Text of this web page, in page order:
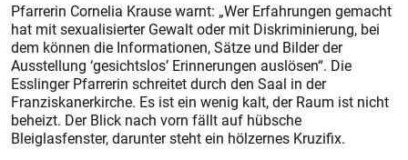
Pfarrerin Cornelia Krause warnt: „Wer Erfahrungen gemacht
hat mit sexualisierter Gewalt oder mit Diskriminierung, bei
dem können die Informationen, Sätze und Bilder der
Ausstellung ‘gesichtslos’ Erinnerungen auslösen“. Die
Esslinger Pfarrerin schreitet durch den Saal in der
Franziskanerkirche. Es ist ein wenig kalt, der Raum ist nicht
beheizt. Der Blick nach vorn fällt auf hübsche
Bleiglasfenster, darunter steht ein hölzernes Kruzifix.